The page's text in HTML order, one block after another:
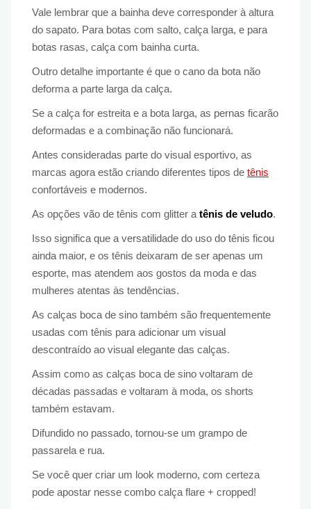
Vale lembrar que a bainha deve corresponder à altura
do sapato. Para botas com salto, calça larga, e para
botas rasas, calça com bainha curta.
Outro detalhe importante é que o cano da bota não
deforma a parte larga da calça.
Se a calça for estreita e a bota larga, as pernas ficarão
deformadas e a combinação não funcionará.
Antes consideradas parte do visual esportivo, as
marcas agora estão criando diferentes tipos de tênis
confortáveis ​​e modernos.
As opções vão de tênis com glitter a tênis de veludo.
Isso significa que a versatilidade do uso do tênis ficou
ainda maior, e os tênis deixaram de ser apenas um
esporte, mas atendem aos gostos da moda e das
mulheres atentas às tendências.
As calças boca de sino também são frequentemente
usadas com tênis para adicionar um visual
descontraído ao visual elegante das calças.
Assim como as calças boca de sino voltaram de
décadas passadas e voltaram à moda, os shorts
também estavam.
Difundido no passado, tornou-se um grampo de
passarela e rua.
Se você quer criar um look moderno, com certeza
pode apostar nesse combo calça flare + cropped!